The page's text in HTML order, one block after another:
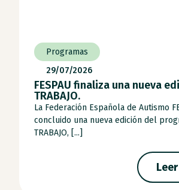
Programas
29/07/2026
FESPAU finaliza una nueva
TRABAJO.
La Federación Española de Autismo
concluido una nueva edición del
TRABAJO, [...]